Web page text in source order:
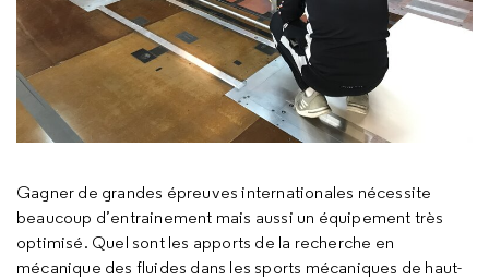
Gagner de grandes épreuves internationales nécessite
beaucoup d’entrainement mais aussi un équipement très
optimisé. Quel sont les apports de la recherche en
mécanique des fluides dans les sports mécaniques de haut-